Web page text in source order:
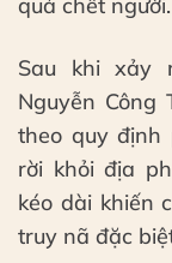
quả chết người.
Sau khi xảy
Nguyễn
theo quy định
rời khỏi địa
kéo dài khiến
truy nã đặc